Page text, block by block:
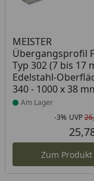
MEISTER
Übergangsprofil
Typ 302 (7 bis 17
Edelstahl-
340 - 1000 x 38
Produkt am Lager
Am Lager
-3% UVP
Zum Produkt